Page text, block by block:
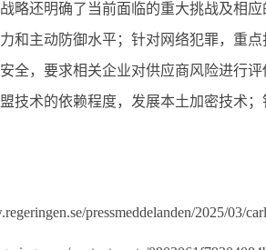
略还明确了当前面临的重大挑战及相
和主动防御水平；针对网络犯罪，重
全，要求相关企业对供应商风险进行
技术的依赖程度，发展本土加密技术
pressmeddelanden/2025/03/